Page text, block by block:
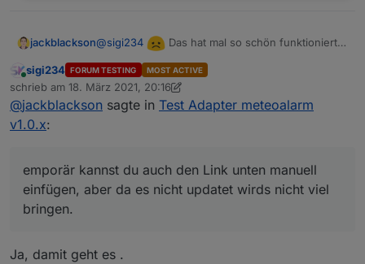
jackblackson@sigi234
Das hat mal so schön funktioniert,
müssen. Temporär kannst du auch den Link
unten manuell einfügen, aber da es nicht updatet
wirds nicht viel bringen.
Online
sigi234 FORUM TESTING MOST ACTIVE
schrieb am 18. März 2021, 20:16
zuletzt editiert von sigi234
@jackblackson sagte in Test Adapter meteoalarm
v1.0.x:
emporär kannst du auch den Link unten manuell
einfügen, aber da es nicht updatet wirds nicht viel
bringen.
Ja, damit geht es .